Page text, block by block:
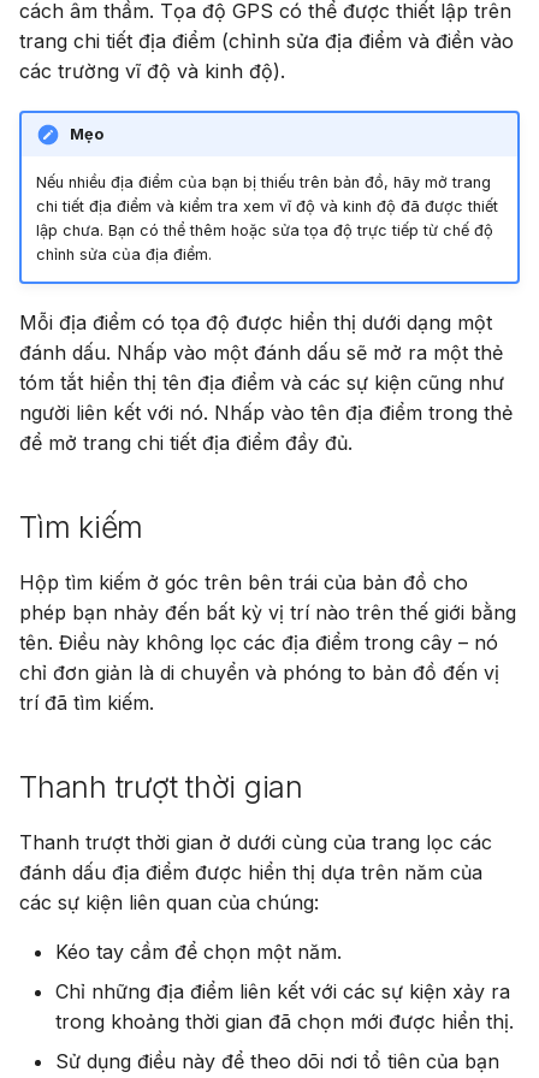
Suomi
Українська
g
h
Sử dụng PostgreSQL
Giới hạn sử dụng CPU &
nhớ
Hướng dẫn nâng cấp
Gramps 5.2
Hướng dẫn nâng cấp
Gramps 6.0
Địa lý hóa một hình ảnh
trang Bản đồ
cách âm thầm. Tọa độ GPS có thể được thiết lập trên
trang chi tiết địa điểm (chỉnh sửa địa điểm và điền vào
các trường vĩ độ và kinh độ).
Mẹo
Nếu nhiều địa điểm của bạn bị thiếu trên bản đồ, hãy mở trang
chi tiết địa điểm và kiểm tra xem vĩ độ và kinh độ đã được thiết
lập chưa. Bạn có thể thêm hoặc sửa tọa độ trực tiếp từ chế độ
chỉnh sửa của địa điểm.
Mỗi địa điểm có tọa độ được hiển thị dưới dạng một
đánh dấu. Nhấp vào một đánh dấu sẽ mở ra một thẻ
tóm tắt hiển thị tên địa điểm và các sự kiện cũng như
người liên kết với nó. Nhấp vào tên địa điểm trong thẻ
để mở trang chi tiết địa điểm đầy đủ.
Tìm kiếm
Hộp tìm kiếm ở góc trên bên trái của bản đồ cho
phép bạn nhảy đến bất kỳ vị trí nào trên thế giới bằng
tên. Điều này không lọc các địa điểm trong cây – nó
chỉ đơn giản là di chuyển và phóng to bản đồ đến vị
trí đã tìm kiếm.
Thanh trượt thời gian
Thanh trượt thời gian ở dưới cùng của trang lọc các
đánh dấu địa điểm được hiển thị dựa trên năm của
các sự kiện liên quan của chúng:
Kéo tay cầm để chọn một năm.
Chỉ những địa điểm liên kết với các sự kiện xảy ra
trong khoảng thời gian đã chọn mới được hiển thị.
Sử dụng điều này để theo dõi nơi tổ tiên của bạn